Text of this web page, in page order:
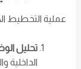
عملية التخطيط
تحليل
الداخلية